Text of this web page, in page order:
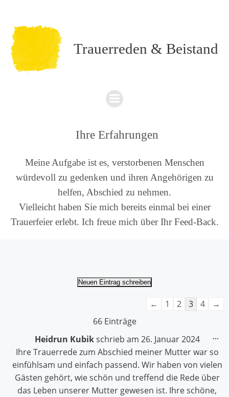
Trauerreden & Beistand
Ihre Erfahrungen
Meine Aufgabe ist es, verstorbenen Menschen
würdevoll zu gedenken und ihren Angehörigen zu
helfen, Abschied zu nehmen.
Vielleicht haben Sie mich bereits einmal bei einer
Trauerfeier erlebt. Ich freue mich über Ihr Feed-Back.
Navigation
← 1 2 3 4
→
66 Einträge
Heidrun Kubikschrieb am 26. Januar 2024
Ihre Trauerrede zum Abschied meiner Mutter war so
einfühlsam und einfach passend. Wir haben von vielen
Gästen gehört, wie schön und treffend die Rede über
das Leben unserer Mutter gewesen ist. Ihre schöne,
...